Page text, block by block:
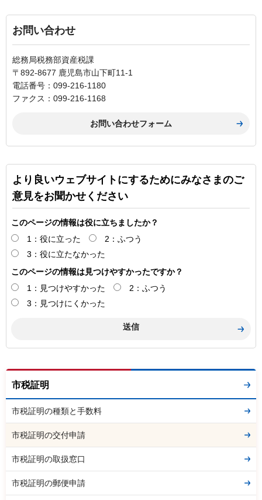
お問い合わせ
総務局税務部資産税課
〒892-8677 鹿児島市山下町11-1
電話番号：099-216-1180
ファクス：099-216-1168
より良いウェブサイトにするためにみなさまのご
意見をお聞かせください
このページの情報は役に立ちましたか？
1：役に立った
2：ふつう
3：役に立たなかった
このページの情報は見つけやすかったですか？
1：見つけやすかった
2：ふつう
3：見つけにくかった
市税証明
市税証明の種類と手数料
市税証明の交付申請
市税証明の取扱窓口
市税証明の郵便申請